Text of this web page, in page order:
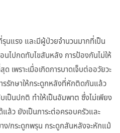
นแรง และมีผู้ป่วยจำนวนมากที่เป็น
นไปกดทับไขสันหลัง การป้องกันไม่ให้
เพราะเมื่อเกิดการบาดเจ็บต่ออวัยวะ
รรักษาให้กระดูกหลังที่หักติดกันแล้ว
ป็นปกติ ทำให้เป็นอัมพาต ซึ่งไม่เพียง
แล้ว ยังเป็นภาระต่อครอบครัวและ
/กระดูกพรุน กระดูกสันหลังจะหักแม้